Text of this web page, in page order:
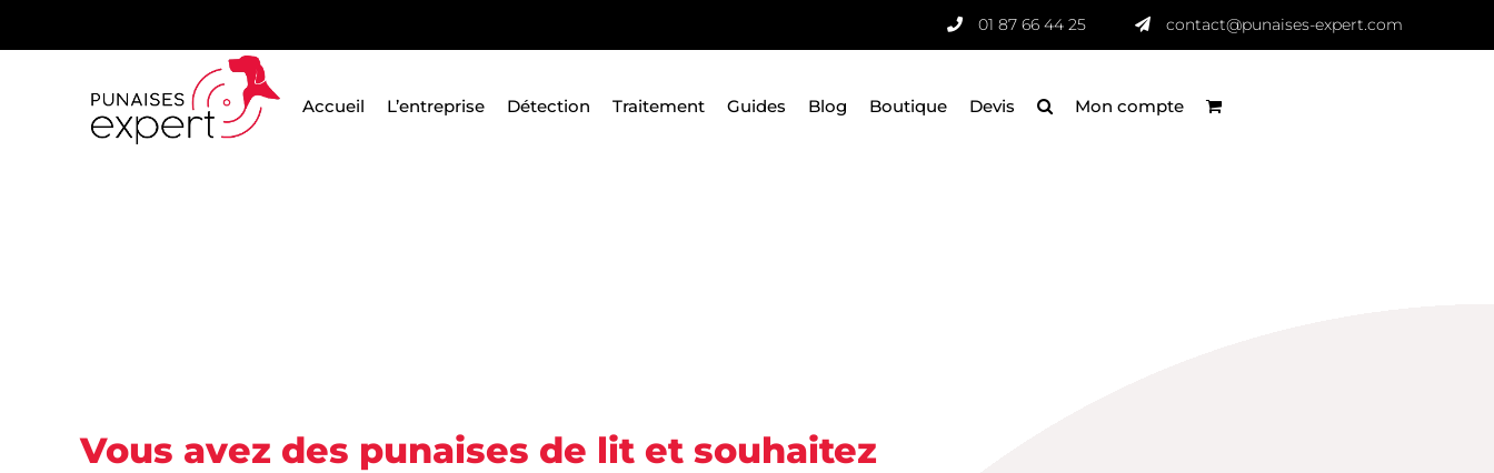
01 87 66 44 25 contact@punaises-expert.com
Accueil L’entreprise Détection Traitement Guides Blog Boutique Devis Mon compte
Vous avez des punaises de lit et souhaitez